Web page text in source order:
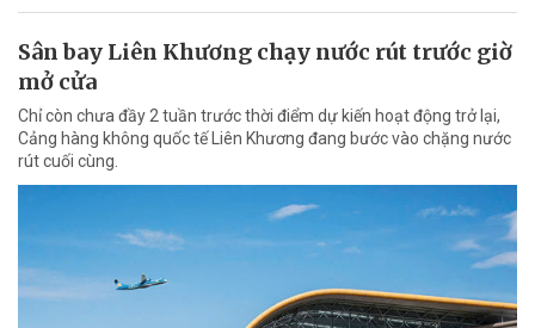
Sân bay Liên Khương chạy nước rút trước giờ
mở cửa
Chỉ còn chưa đầy 2 tuần trước thời điểm dự kiến hoạt động trở lại,
Cảng hàng không quốc tế Liên Khương đang bước vào chặng nước
rút cuối cùng.